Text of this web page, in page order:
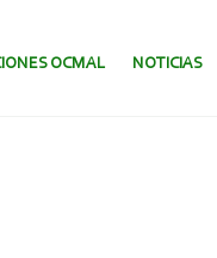
OCMAL NOTICIAS